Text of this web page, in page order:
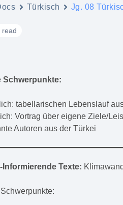
Türkisch Jg. 08
read
Schwerpunkte:
tabellarischen Lebenslauf
Vortrag über eigene Ziele/
Autoren aus der Türkei
Informierende Texte: